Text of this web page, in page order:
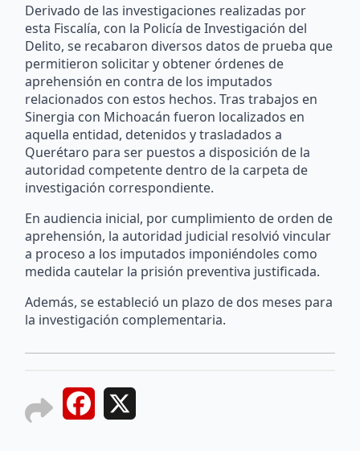
Derivado de las investigaciones realizadas por
esta Fiscalía, con la Policía de Investigación del
Delito, se recabaron diversos datos de prueba que
permitieron solicitar y obtener órdenes de
aprehensión en contra de los imputados
relacionados con estos hechos. Tras trabajos en
Sinergia con Michoacán fueron localizados en
aquella entidad, detenidos y trasladados a
Querétaro para ser puestos a disposición de la
autoridad competente dentro de la carpeta de
investigación correspondiente.
En audiencia inicial, por cumplimiento de orden de
aprehensión, la autoridad judicial resolvió vincular
a proceso a los imputados imponiéndoles como
medida cautelar la prisión preventiva justificada.
Además, se estableció un plazo de dos meses para
la investigación complementaria.
Facebook